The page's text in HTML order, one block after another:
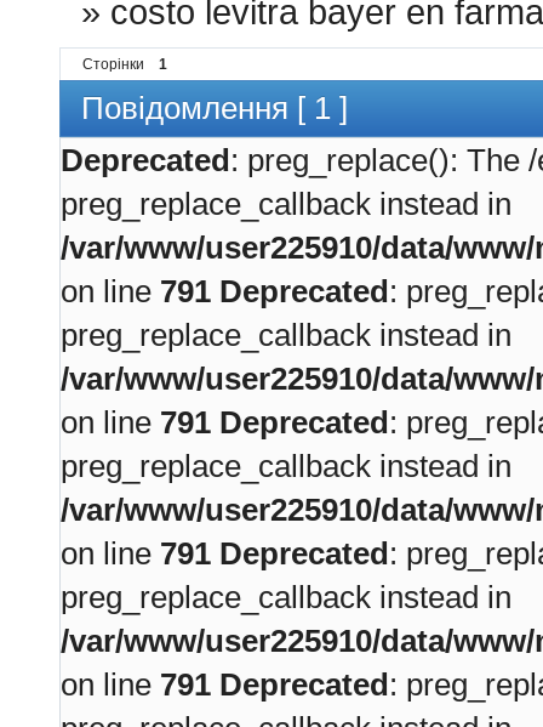
» costo levitra bayer en
Сторінки 1
Повідомлення [ 1 ]
Deprecated: preg_replace(): The
preg_replace_callback instead in
/var/www/user225910/data/
on line 791 Deprecated:
preg_replace_callback instead in
/var/www/user225910/data/
on line 791 Deprecated:
preg_replace_callback instead in
/var/www/user225910/data/
on line 791 Deprecated:
preg_replace_callback instead in
/var/www/user225910/data/
on line 791 Deprecated: